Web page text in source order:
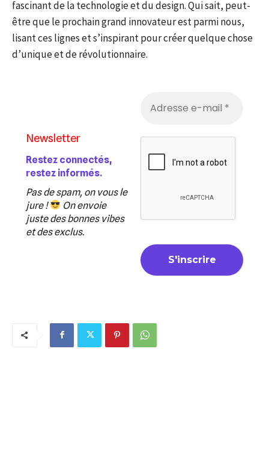
fascinant de la technologie et du design. Qui sait, peut-
être que le prochain grand innovateur est parmi nous,
lisant ces lignes et s’inspirant pour créer quelque chose
d’unique et de révolutionnaire.
Newsletter
Restez connectés,
restez informés.
Pas de spam, on vous le
jure !
On envoie
juste des bonnes vibes
et des exclus.